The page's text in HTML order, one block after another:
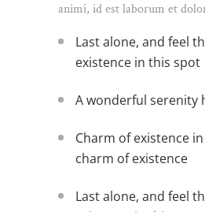
animi, id est laborum et
Last alone, and feel
existence in this spot
A wonderful serenity
Charm of existence
charm of existence
Last alone, and feel